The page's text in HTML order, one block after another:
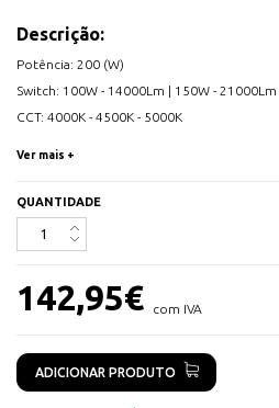
Descrição:
Potência: 200 (W)
Switch: 100W - 14000Lm | 150W -
CCT: 4000K - 4500K - 5000K
Dimensões: Ø320 x 165 (mm)
Factor de potência: > 0,9 (cosφ)
Temperatura de trabalho: -30ºC~+35ºC (ºC)
IP Luminaria: 65
Fonte de Luz: Led
RAL Color: Preto
Ver mais +
QUANTIDADE
142,95€ com IVA
ADICIONAR PRODUTO